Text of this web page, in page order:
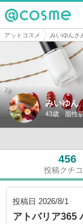
@cosme
アットコスメ みいゆんさ
みいゆん
43歳 脂性
456
投稿クチコ
投稿日 2026/8/1
アトバリア365